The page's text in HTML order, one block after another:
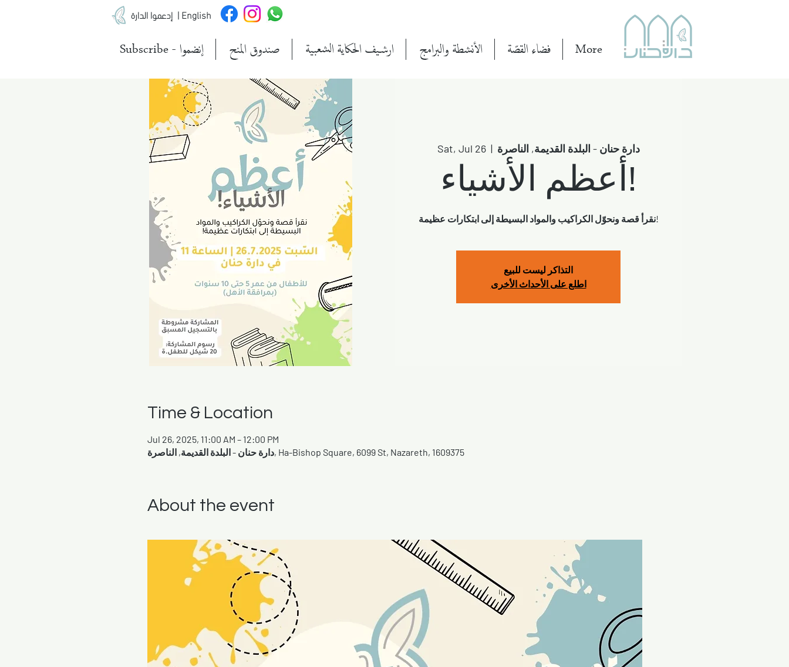
Subscribe - إنضموا صندوق المنح ارشيف الحكاية الشعبية الأنشطة والبرامج فضاء القصّة More
إدعموا الدارة | English
Sat, Jul 26
  |
دارة حنان - البلدة القديمة, الناصرة
أعظم الأشياء!
نقرأ قصة ونحوّل الكراكيب والمواد البسيطة إلى ابتكارات عظيمة!
التذاكر ليست للبيع
اطلع على الأحداث الأخرى
Time & Location
Jul 26, 2025, 11:00 AM – 12:00 PM
دارة حنان - البلدة القديمة, الناصرة, Ha-Bishop Square, 6099 St, Nazareth, 1609375
About the event